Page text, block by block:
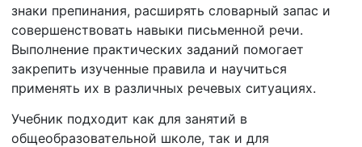
знаки препинания, расширять словарный запас и
совершенствовать навыки письменной речи.
Выполнение практических заданий помогает
закрепить изученные правила и научиться
применять их в различных речевых ситуациях.
Учебник подходит как для занятий в
общеобразовательной школе, так и для